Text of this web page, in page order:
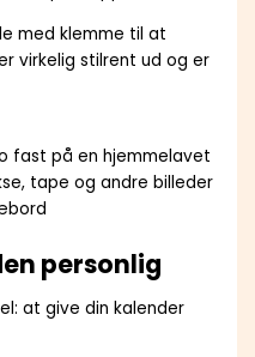
med klemme til at
virkelig stilrent ud og er
personlig
at give din kalender